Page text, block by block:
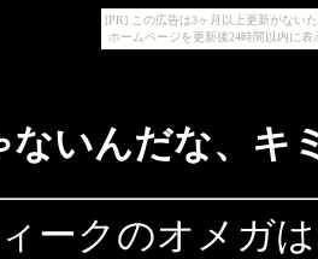
[PR] この広告は3ヶ月以上更新がない
ホームページを更新後24時間以内に表
いんだな、キ
ークのオメガ